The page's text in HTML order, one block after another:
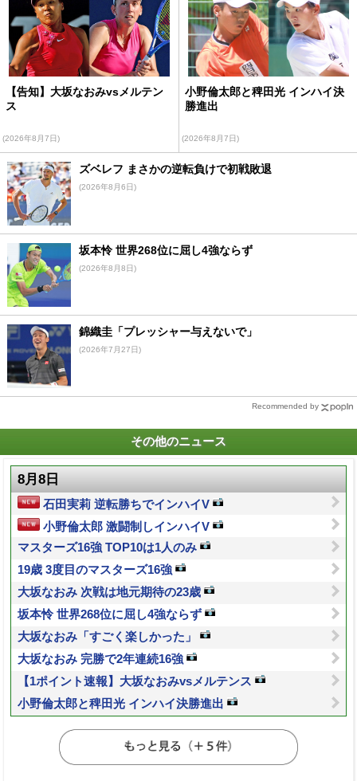
【告知】大坂なおみvsメルテン
ス
(2026年8月7日)
小野倫太郎と稗田光 インハイ決
勝進出
(2026年8月7日)
ズベレフ まさかの逆転負けで初戦敗退
(2026年8月6日)
坂本怜 世界268位に屈し4強ならず
(2026年8月8日)
錦織圭「プレッシャー与えないで」
(2026年7月27日)
Recommended by
その他のニュース
8月8日
石田実莉 逆転勝ちでインハイV
小野倫太郎 激闘制しインハイV
マスターズ16強 TOP10は1人のみ
19歳 3度目のマスターズ16強
大坂なおみ 次戦は地元期待の23歳
坂本怜 世界268位に屈し4強ならず
大坂なおみ「すごく楽しかった」
大坂なおみ 完勝で2年連続16強
【1ポイント速報】大坂なおみvsメルテンス
小野倫太郎と稗田光 インハイ決勝進出